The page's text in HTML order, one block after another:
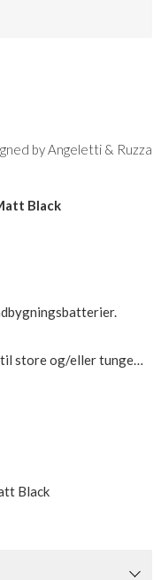
by Angeletti & Ruzza
Black
store og/eller tunge
Black